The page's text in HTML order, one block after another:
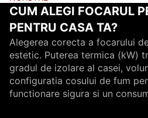
CUM ALEGI FOCARUL
PENTRU CASA TA?
Alegerea corecta a focarului
estetic. Puterea termica (kW)
gradul de izolare al casei,
configuratia cosului de fum
functionare sigura si un